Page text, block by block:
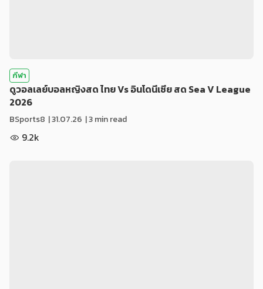
กีฬา
ดูวอลเลย์บอลหญิงสด ไทย Vs อินโดนีเซีย สด Sea V League
2026
BSports8 |31.07.26 | 3 min read
9.2k